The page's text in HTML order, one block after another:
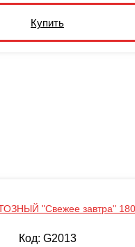
Купить
"Свежее завтра" 180г
Код: G2013